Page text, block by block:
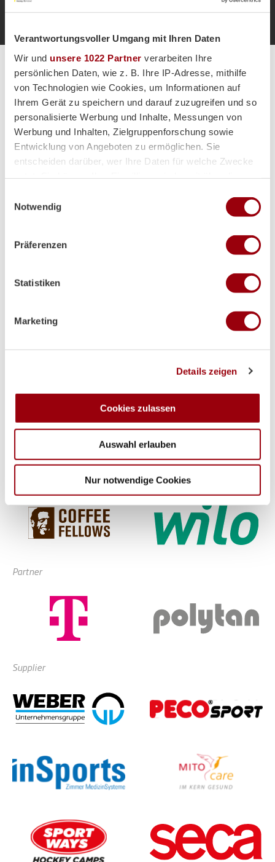
Verantwortungsvoller Umgang mit Ihren Daten
Wir und unsere 1022 Partner verarbeiten Ihre
persönlichen Daten, wie z. B. Ihre IP-Adresse, mithilfe
von Technologien wie Cookies, um Informationen auf
Ihrem Gerät zu speichern und darauf zuzugreifen und so
personalisierte Werbung und Inhalte, Messungen von
Werbung und Inhalten, Zielgruppenforschung sowie
Entwicklung von Angeboten zu ermöglichen. Sie
entscheiden darüber, wer Ihre Daten für welche Zwecke
Trigger Symbol ändern oder widerrufen
Informationen über Ihre geografische Lage erfassen,
Ihr Gerät durch aktives Scannen nach bestimmten
Merkmalen (Fingerprinting) identifizieren
verarbeitet werden, und legen Sie Ihre Präferenzen im
Abschnitt Einzelheiten
personalisieren, Funktionen für soziale Medien anbieten
soziale Medien, Werbung und Analysen weiter. Unsere
Partner führen diese Informationen möglicherweise mit
weiteren Daten zusammen, die Sie ihnen bereitgestellt
haben oder die sie im Rahmen Ihrer Nutzung der Dienste
Notwendig
Präferenzen
Statistiken
Marketing
Details zeigen
Cookies zulassen
Auswahl erlauben
Nur notwendige Cookies
Alle Spiele unserer Danas und Honamas live und kostenfrei
Hauptpartner
Partner
Supplier